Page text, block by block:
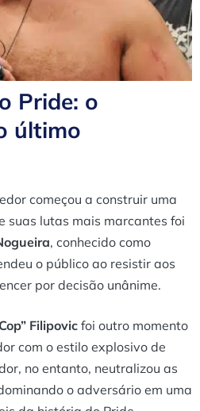
Pride: o
último
começou a construir uma
suas lutas mais marcantes foi
, conhecido como
o público ao resistir aos
por decisão unânime.
Filipovic foi outro momento
com o estilo explosivo de
no entanto, neutralizou as
o adversário em uma